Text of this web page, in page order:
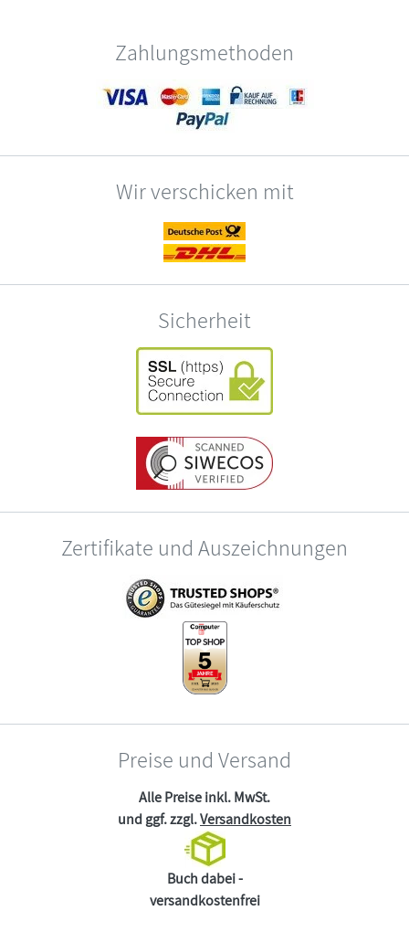
Zahlungsmethoden
Wir verschicken mit
Sicherheit
Zertifikate und Auszeichnungen
Preise und Versand
Alle Preise inkl. MwSt.
und ggf. zzgl.Versandkosten
Buch dabei -
versandkostenfrei